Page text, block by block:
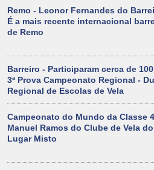
Remo - Leonor Fernandes do
É a mais recente internacional
de Remo
Barreiro - Participaram cerca de
3ª Prova Campeonato Regional -
Regional de Escolas de Vela
Campeonato do Mundo da Classe
Manuel Ramos do Clube de Vela
Lugar Misto